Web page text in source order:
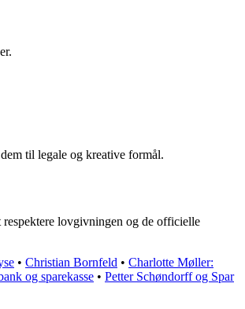
til legale og kreative formål.
lovgivningen og de officielle
• Christian Bornfeld • Charlotte Møller:
og sparekasse • Petter Schøndorff og Spar